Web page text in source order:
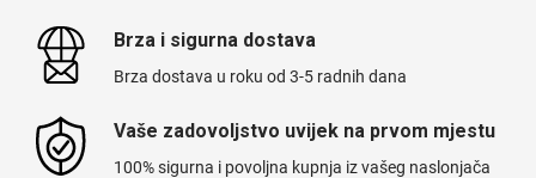
Brza i sigurna dostava
Brza dostava u roku od 3-5 radnih dana
Vaše zadovoljstvo uvijek na prvom mjestu
100% sigurna i povoljna kupnja iz vašeg naslonjača